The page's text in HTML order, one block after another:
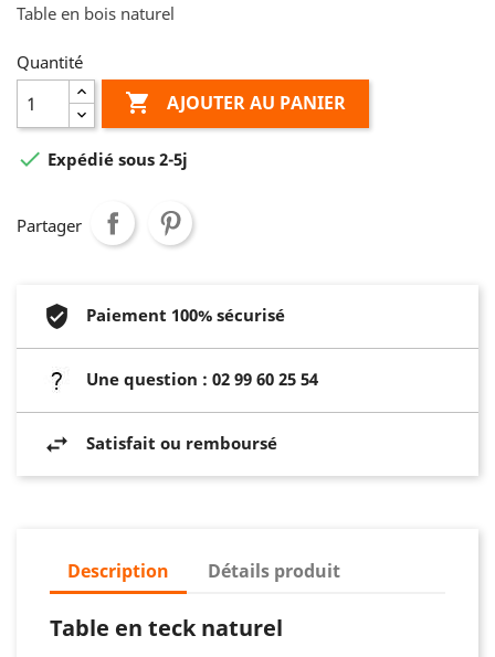
Table en bois naturel
Quantité
 AJOUTER AU PANIER
 Expédié sous 2-5j
Partager
Paiement 100% sécurisé
Une question : 02 99 60 25 54
Satisfait ou remboursé
Description Détails produit
Table en teck naturel